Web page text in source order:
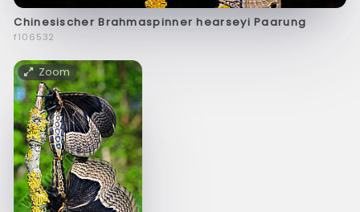
Chinesischer Brahmaspinner hearseyi Paarung
f106532
Zoom